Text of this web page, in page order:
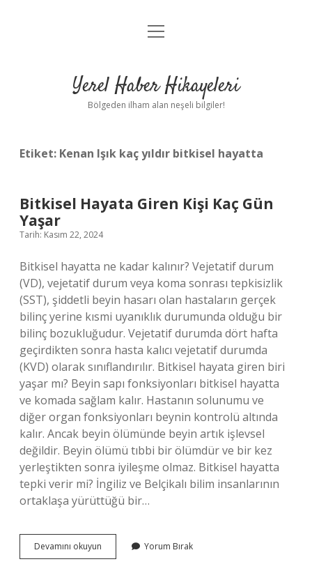
Anasayfa
Yasal Uyarı
menüyü
Yerel Haber Hikayeleri
Bölgeden ilham alan neşeli bilgiler!
Etiket: Kenan Işık kaç yıldır bitkisel hayatta
Bitkisel Hayata Giren Kişi Kaç Gün
Yaşar
Tarih: Kasım 22, 2024
Bitkisel hayatta ne kadar kalınır? Vejetatif durum
(VD), vejetatif durum veya koma sonrası tepkisizlik
(SST), şiddetli beyin hasarı olan hastaların gerçek
bilinç yerine kısmi uyanıklık durumunda olduğu bir
bilinç bozukluğudur. Vejetatif durumda dört hafta
geçirdikten sonra hasta kalıcı vejetatif durumda
(KVD) olarak sınıflandırılır. Bitkisel hayata giren biri
yaşar mı? Beyin sapı fonksiyonları bitkisel hayatta
ve komada sağlam kalır. Hastanın solunumu ve
diğer organ fonksiyonları beynin kontrolü altında
kalır. Ancak beyin ölümünde beyin artık işlevsel
değildir. Beyin ölümü tıbbi bir ölümdür ve bir kez
yerleştikten sonra iyileşme olmaz. Bitkisel hayatta
tepki verir mi? İngiliz ve Belçikalı bilim insanlarının
ortaklaşa yürüttüğü bir…
Devamını okuyun
Hayata
Yorum Bırak